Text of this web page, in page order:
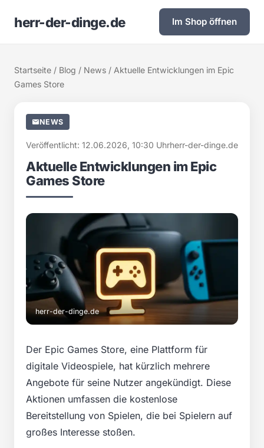
herr-der-dinge.de Im Shop öffnen
Startseite / Blog / News / Aktuelle Entwicklungen im Epic
Games Store
NEWS
Veröffentlicht: 12.06.2026, 10:30 Uhrherr-der-dinge.de
Aktuelle Entwicklungen im Epic
Games Store
herr-der-dinge.de
Der Epic Games Store, eine Plattform für
digitale Videospiele, hat kürzlich mehrere
Angebote für seine Nutzer angekündigt. Diese
Aktionen umfassen die kostenlose
Bereitstellung von Spielen, die bei Spielern auf
großes Interesse stoßen.